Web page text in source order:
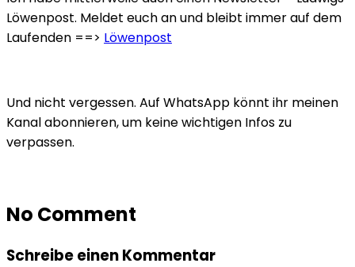
Löwenpost. Meldet euch an und bleibt immer auf dem
Laufenden ==> Löwenpost
Und nicht vergessen. Auf WhatsApp könnt ihr meinen
Kanal abonnieren, um keine wichtigen Infos zu
verpassen.
No Comment
Schreibe einen Kommentar